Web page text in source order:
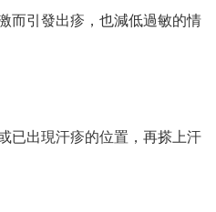
而引發出疹，也減低過敏的情
已出現汗疹的位置，再搽上汗